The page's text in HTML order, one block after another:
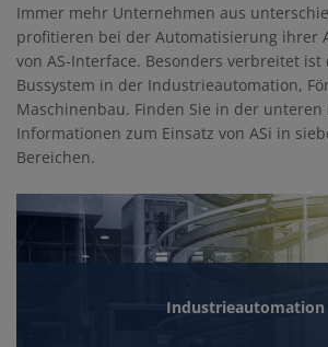
Immer mehr Unternehmen aus
profitieren bei der Automatisierung ihrer
von AS-Interface. Besonders verbreitet ist
Bussystem in der Industrieautomation,
Maschinenbau. Finden Sie in der
Informationen zum Einsatz von ASi in
Bereichen.
Industrieautomation